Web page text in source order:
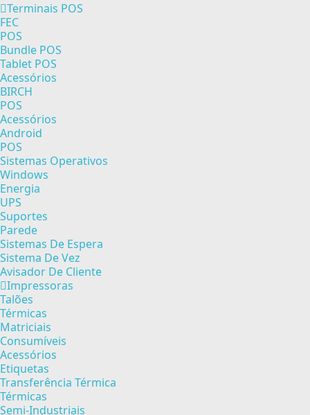
Terminais POS
FEC
POS
Bundle POS
Tablet POS
Acessórios
BIRCH
POS
Acessórios
Android
POS
Sistemas Operativos
Windows
Energia
UPS
Suportes
Parede
Sistemas De Espera
Sistema De Vez
Avisador De Cliente
Impressoras
Talões
Térmicas
Matriciais
Consumíveis
Acessórios
Etiquetas
Transferência Térmica
Térmicas
Semi-Industriais